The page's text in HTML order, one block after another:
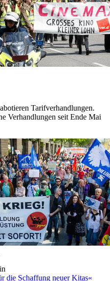
Tarifverhandlungen.
Verhandlungen seit Ende Mai
die Schaffung neuer Kitas«